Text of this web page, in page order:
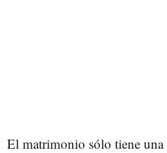
El matrimonio sólo tiene una